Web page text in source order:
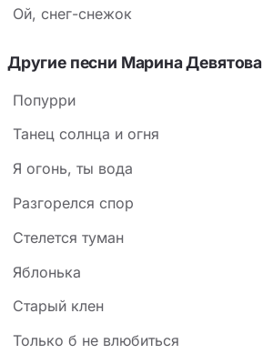
Ой, снег-снежок
Другие песни Марина Девятова
Попурри
Танец солнца и огня
Я огонь, ты вода
Разгорелся спор
Стелется туман
Яблонька
Старый клен
Только б не влюбиться